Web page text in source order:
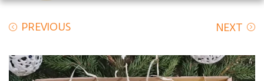
PREVIOUS NEXT